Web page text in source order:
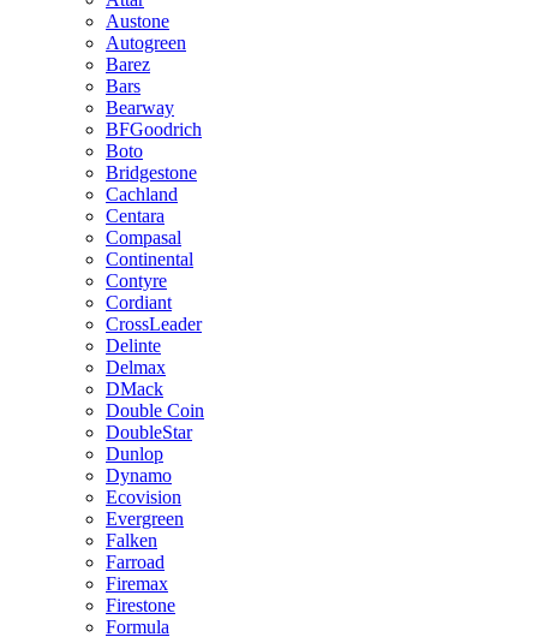
Austone
Autogreen
Barez
Bars
Bearway
BFGoodrich
Boto
Bridgestone
Cachland
Centara
Compasal
Continental
Contyre
Cordiant
CrossLeader
Delinte
Delmax
DMack
Double Coin
DoubleStar
Dunlop
Dynamo
Ecovision
Evergreen
Falken
Farroad
Firemax
Firestone
Formula